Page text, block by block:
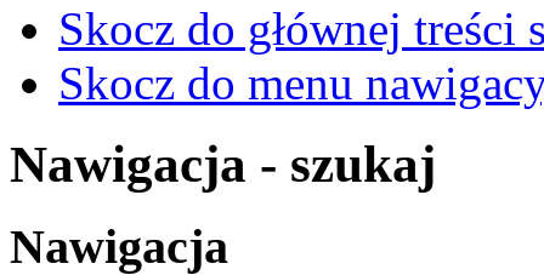
Skocz do głównej treści
Skocz do menu
Nawigacja - szukaj
Nawigacja